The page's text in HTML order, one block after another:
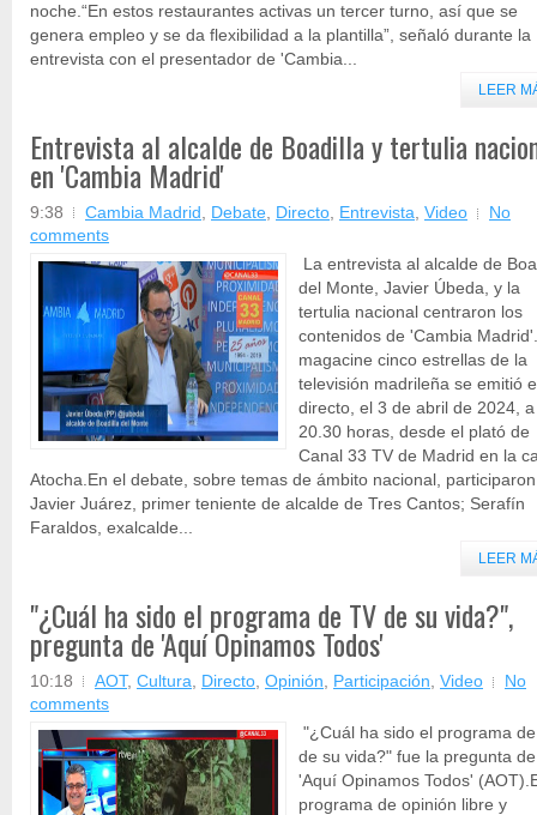
noche.“En estos restaurantes activas un tercer turno, así que se
genera empleo y se da flexibilidad a la plantilla”, señaló durante la
entrevista con el presentador de 'Cambia...
LEER
Entrevista al alcalde de Boadilla y tertulia
en 'Cambia Madrid'
9:38 Cambia Madrid , Debate, Directo, Entrevista, Video
No
comments
La entrevista al alcalde de
del Monte, Javier Úbeda, y la
tertulia nacional centraron los
contenidos de 'Cambia
magacine cinco estrellas de la
televisión madrileña se emitió
directo, el 3 de abril de 2024,
20.30 horas, desde el plató de
Canal 33 TV de Madrid en la
Atocha.En el debate, sobre temas de ámbito nacional, participaron
Javier Juárez, primer teniente de alcalde de Tres Cantos; Serafín
Faraldos, exalcalde...
LEER
"¿Cuál ha sido el programa de TV de su vida?",
pregunta de 'Aquí Opinamos Todos'
10:18 AOT, Cultura, Directo, Opinión, Participación, Video
No
comments
"¿Cuál ha sido el programa
de su vida?" fue la pregunta de
'Aquí Opinamos Todos'
programa de opinión libre y